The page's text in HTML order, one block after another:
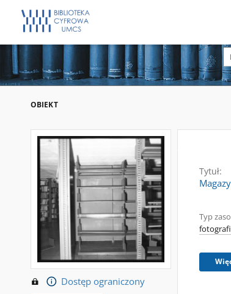
OBIEKT
Dostęp ograniczony
Tytuł:
Typ